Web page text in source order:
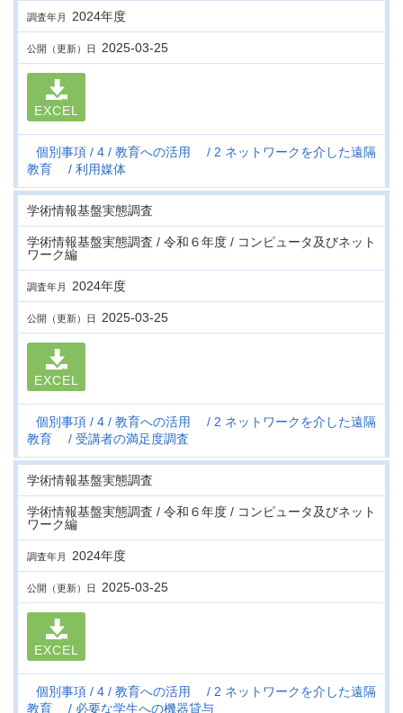
調査年月 2024年度
公開（更新）日 2025-03-25
EXCEL
個別事項 4 教育への活用
2 ネットワークを介した遠隔
教育
利用媒体
学術情報基盤実態調査
学術情報基盤実態調査 / 令和６年度 / コンピュータ及びネット
ワーク編
調査年月 2024年度
公開（更新）日 2025-03-25
EXCEL
個別事項 4 教育への活用
2 ネットワークを介した遠隔
教育
受講者の満足度調査
学術情報基盤実態調査
学術情報基盤実態調査 / 令和６年度 / コンピュータ及びネット
ワーク編
調査年月 2024年度
公開（更新）日 2025-03-25
EXCEL
個別事項 4 教育への活用
2 ネットワークを介した遠隔
教育
必要な学生への機器貸与